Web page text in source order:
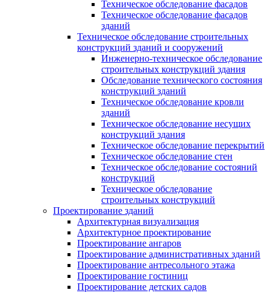
Техническое обследование фасадов
Техническое обследование фасадов
зданий
Техническое обследование строительных
конструкций зданий и сооружений
Инженерно-техническое обследование
строительных конструкций здания
Обследование технического состояния
конструкций зданий
Техническое обследование кровли
зданий
Техническое обследование несущих
конструкций здания
Техническое обследование перекрытий
Техническое обследование стен
Техническое обследование состояний
конструкций
Техническое обследование
строительных конструкций
Проектирование зданий
Архитектурная визуализация
Архитектурное проектирование
Проектирование ангаров
Проектирование административных зданий
Проектирование антресольного этажа
Проектирование гостиниц
Проектирование детских садов